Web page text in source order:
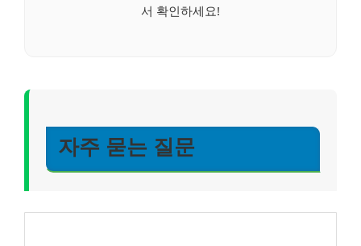
서 확인하세요!
자주 묻는 질문